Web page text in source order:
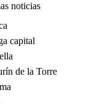
noticias
capital
de la Torre